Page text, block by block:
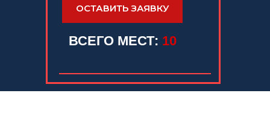
ОСТАВИТЬ ЗАЯВКУ
ВСЕГО МЕСТ: 10